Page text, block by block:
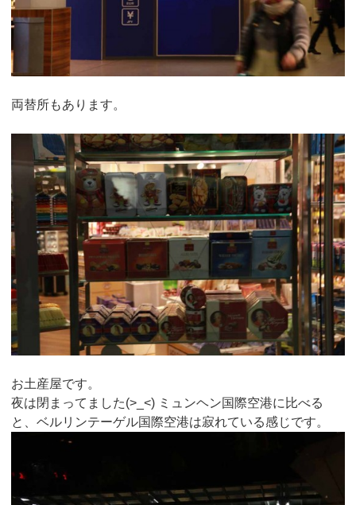
両替所もあります。
お土産屋です。
夜は閉まってました(>_<) ミュンヘン国際空港に比べる
と、ベルリンテーゲル国際空港は寂れている感じです。